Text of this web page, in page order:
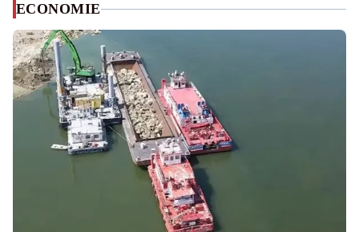
ECONOMIE